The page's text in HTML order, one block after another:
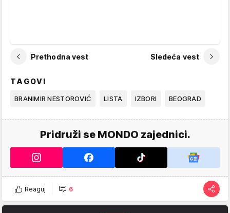
Prethodna vest Sledeća vest
TAGOVI
BRANIMIR NESTOROVIĆ LISTA IZBORI BEOGRAD
Pridruži se MONDO zajednici.
Reaguj 6